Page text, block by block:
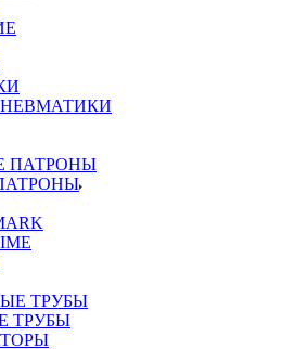
ТРУБЫ